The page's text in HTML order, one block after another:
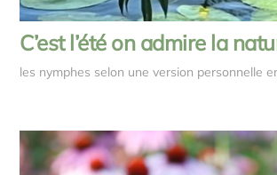
C’est l’été on admire la
les nymphes selon une version personnelle